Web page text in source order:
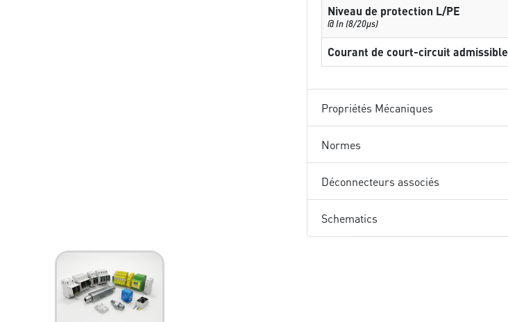
Niveau de protection L/PE
@ In (8/20µs)
Courant de court-circuit admissible
Propriétés Mécaniques
Normes
Déconnecteurs associés
Schematics